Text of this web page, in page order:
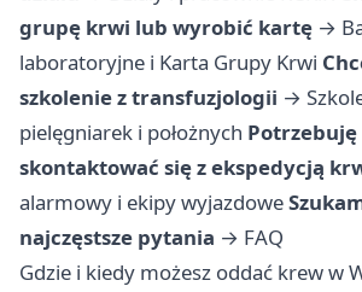
grupę krwi lub wyrobić kartę →
laboratoryjne i Karta Grupy Krwi
szkolenie z transfuzjologii →
pielęgniarek i położnych
skontaktować się z ekspedycją
alarmowy i ekipy wyjazdowe
najczęstsze pytania → FAQ
Gdzie i kiedy możesz oddać krew w